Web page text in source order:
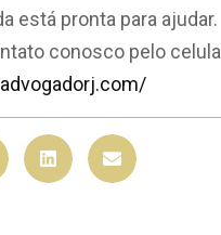
está pronta para ajudar.
conosco pelo